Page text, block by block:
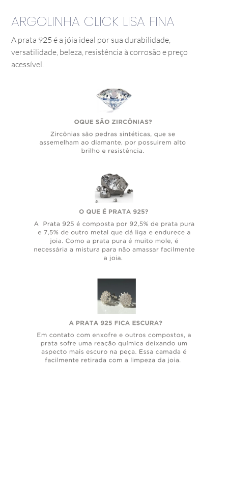
ARGOLINHA CLICK LISA FINA
A prata 925 é a jóia ideal por sua durabilidade,
versatilidade, beleza, resistência à corrosão e preço
acessível.